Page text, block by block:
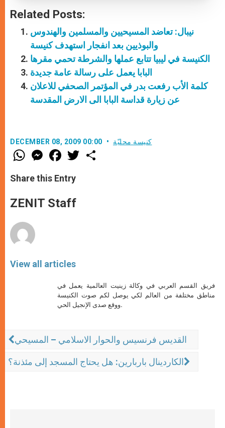
Related Posts:
نيبال: تعاضد المسيحيين والمسلمين والهندوس
والبوذيين بعد انفجار استهدف كنيسة
الكنيسة في ليبيا تتابع عملها والشرطة تحمي مقرها
البابا يعمل على رسالة عامة جديدة
كلمة الأب رفعت بدر في المؤتمر الصحفي للاعلان
عن زيارة قداسة البابا الى الارض المقدسة
DECEMBER 08, 2009 00:00 كنيسة محليّة
W
h
t
s
p
p
M
e
s
e
g
e
F
a
e
b
o
k
w
Share this Entry
ZENIT Staff
View all articles
فريق القسم العربي في وكالة زينيت العالمية يعمل في
مناطق مختلفة من العالم لكي يوصل لكم صوت الكنيسة
ووقع صدى الإنجيل الحي.
القديس فرنسيس والحوار الاسلامي – المسيحي
الكاردينال باربارين: هل يحتاج المسجد إلى مئذنة؟